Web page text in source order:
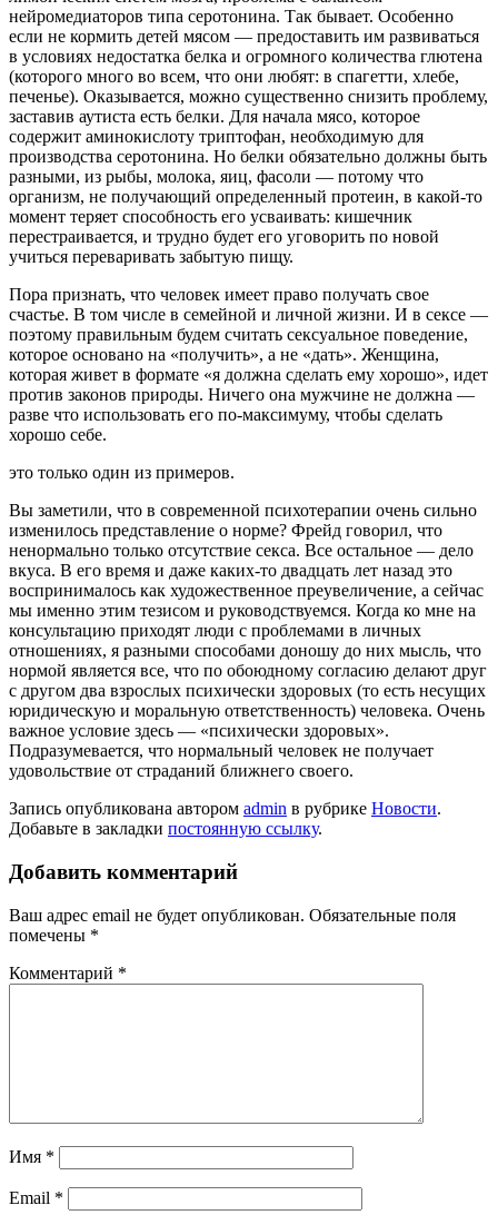
нейромедиаторов типа серотонина. Так бывает. Особенно
если не кормить детей мясом — предоставить им развиваться
в условиях недостатка белка и огромного количества глютена
(которого много во всем, что они любят: в спагетти, хлебе,
печенье). Оказывается, можно существенно снизить проблему,
заставив аутиста есть белки. Для начала мясо, которое
содержит аминокислоту триптофан, необходимую для
производства серотонина. Но белки обязательно должны быть
разными, из рыбы, молока, яиц, фасоли — потому что
организм, не получающий определенный протеин, в какой-то
момент теряет способность его усваивать: кишечник
перестраивается, и трудно будет его уговорить по новой
учиться переваривать забытую пищу.
Пора признать, что человек имеет право получать свое
счастье. В том числе в семейной и личной жизни. И в сексе —
поэтому правильным будем считать сексуальное поведение,
которое основано на «получить», а не «дать». Женщина,
которая живет в формате «я должна сделать ему хорошо», идет
против законов природы. Ничего она мужчине не должна —
разве что использовать его по-максимуму, чтобы сделать
хорошо себе.
это только один из примеров.
Вы заметили, что в современной психотерапии очень сильно
изменилось представление о норме? Фрейд говорил, что
ненормально только отсутствие секса. Все остальное — дело
вкуса. В его время и даже каких-то двадцать лет назад это
воспринималось как художественное преувеличение, а сейчас
мы именно этим тезисом и руководствуемся. Когда ко мне на
консультацию приходят люди с проблемами в личных
отношениях, я разными способами доношу до них мысль, что
нормой является все, что по обоюдному согласию делают друг
с другом два взрослых психически здоровых (то есть несущих
юридическую и моральную ответственность) человека. Очень
важное условие здесь — «психически здоровых».
Подразумевается, что нормальный человек не получает
удовольствие от страданий ближнего своего.
Запись опубликована автором admin в рубрике Новости.
Добавьте в закладки постоянную ссылку.
Добавить комментарий
Ваш адрес email не будет опубликован. Обязательные поля
помечены *
Комментарий *
Имя *
Email *